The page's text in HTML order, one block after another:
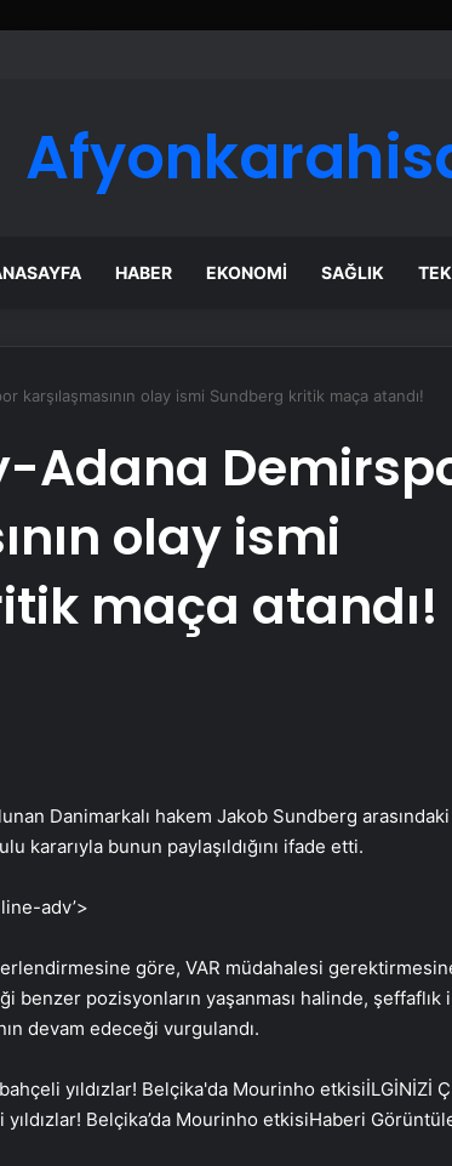
HABER EKONOMI SAĞLIK
karşılaşmasının olay ismi Sundberg kritik maça atandı!
Adana
olay ismi
maça atandı!
Danimarkalı hakem Jakob Sundberg
kararıyla bunun paylaşıldığını ifade etti.
adv’>
göre, VAR müdahalesi
benzer pozisyonların yaşanması halinde, şeffaflık
devam edeceği vurgulandı.
İLGİNİZİ
Belçika’da Mourinho etkisiHaberi